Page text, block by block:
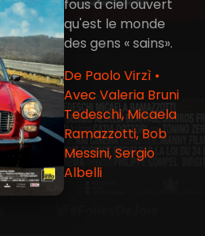
fous à ciel ouvert
qu'est le monde
des gens « sains».
De Paolo Virzì •
Avec Valeria Bruni
Tedeschi, Micaela
Ramazzotti, Bob
Messini, Sergio
Albelli